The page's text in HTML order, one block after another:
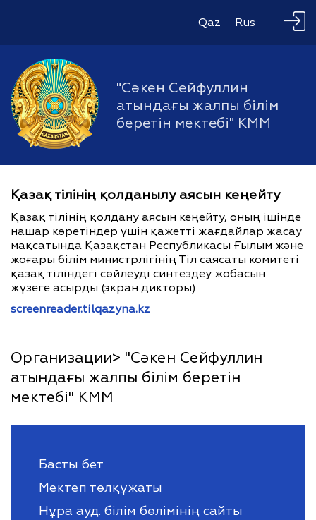
Qaz Rus
"Сәкен Сейфуллин
атындағы жалпы білім
беретін мектебі" КММ
Қазақ тілінің қолданылу аясын кеңейту
Қазақ тілінің қолдану аясын кеңейту, оның ішінде
нашар көретіндер үшін қажетті жағдайлар жасау
мақсатында Қазақстан Республикасы Ғылым және
жоғары білім министрлігінің Тіл саясаты комитеті
қазақ тіліндегі сөйлеуді синтездеу жобасын
жүзеге асырды (экран дикторы)
screenreader.tilqazyna.kz
Организации> "Сәкен Сейфуллин
атындағы жалпы білім беретін
мектебі" КММ
Басты бет
Мектеп төлқұжаты
Нұра ауд. білім бөлімінің сайты